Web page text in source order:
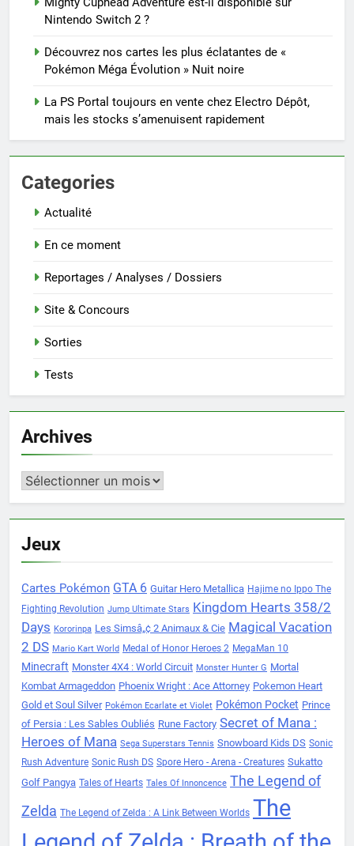
Nintendo Switch 2 ?
Découvrez nos cartes les plus éclatantes de «
Pokémon Méga Évolution » Nuit noire
La PS Portal toujours en vente chez Electro Dépôt,
mais les stocks s’amenuisent rapidement
Categories
Actualité
En ce moment
Reportages / Analyses / Dossiers
Site & Concours
Sorties
Tests
Archives
Archives
Jeux
Cartes Pokémon GTA 6 Guitar Hero Metallica Hajime no Ippo The
Fighting Revolution Jump Ultimate Stars Kingdom Hearts 358/2
Days Kororinpa Les Simsâ„¢ 2 Animaux & Cie Magical Vacation
2 DS Mario Kart World Medal of Honor Heroes 2 MegaMan 10
Minecraft Monster 4X4 : World Circuit Monster Hunter G Mortal
Kombat Armageddon Phoenix Wright : Ace Attorney Pokemon Heart
Gold et Soul Silver Pokémon Ecarlate et Violet Pokémon Pocket Prince
of Persia : Les Sables Oubliés Rune Factory Secret of Mana :
Heroes of Mana Sega Superstars Tennis Snowboard Kids DS Sonic
Rush Adventure Sonic Rush DS Spore Hero - Arena - Creatures Sukatto
Golf Pangya Tales of Hearts Tales Of Innoncence The Legend of
Zelda The Legend of Zelda : A Link Between Worlds The